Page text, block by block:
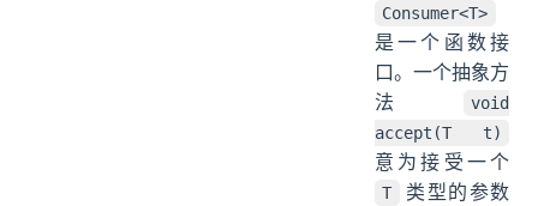
Consumer<T>
是一个函数接
口。一个抽象方
法
void
accept(T t)
意为接受一个
T
类型的参数